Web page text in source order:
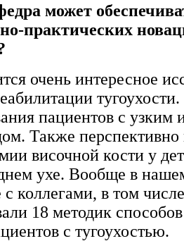
может
практических
очень интересное
пациентов с узким
Также перспективно
височной кости у
ухе. Вообще в
с коллегами, в том
18 методик
с тугоухостью.